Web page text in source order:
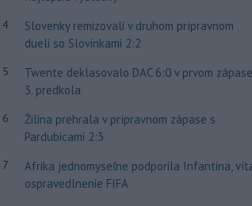
4
Slovenky remizovali v druhom prípravnom
dueli so Slovinkami 2:2
5
Twente deklasovalo DAC 6:0 v prvom zápase
3. predkola
6
Žilina prehrala v prípravnom zápase s
Pardubicami 2:3
7
Afrika jednomyseľne podporila Infantina,
ospravedlnenie FIFA